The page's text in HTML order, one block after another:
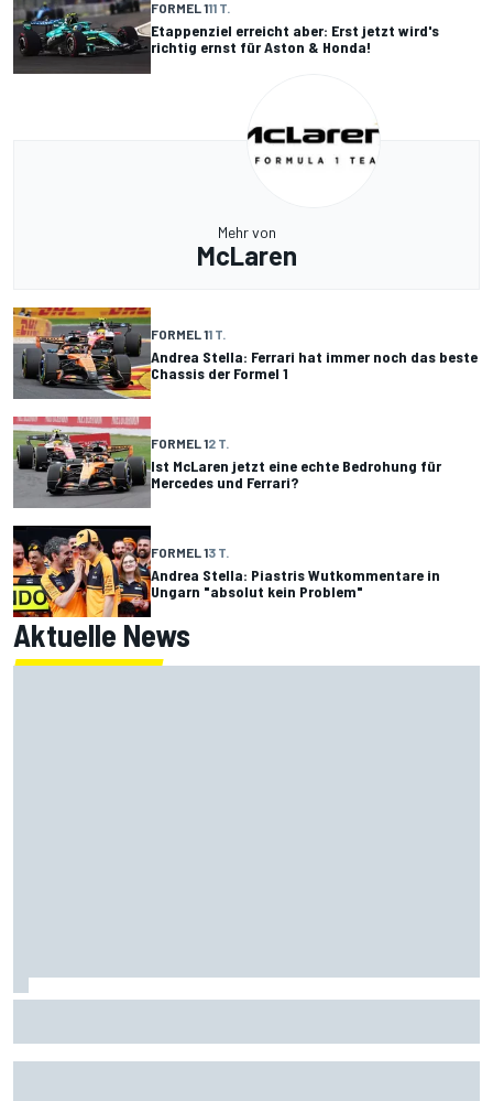
FORMEL 111 T.
Etappenziel erreicht aber: Erst jetzt wird's
richtig ernst für Aston & Honda!
Mehr von
McLaren
FORMEL 11 T.
Andrea Stella: Ferrari hat immer noch das beste
Chassis der Formel 1
FORMEL 12 T.
Ist McLaren jetzt eine echte Bedrohung für
Mercedes und Ferrari?
FORMEL 13 T.
Andrea Stella: Piastris Wutkommentare in
Ungarn "absolut kein Problem"
Aktuelle News